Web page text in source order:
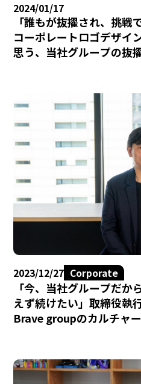
2024/01/17
「誰もが抜擢され、挑戦
コーポレートロゴデザイ
思う、当社グループの抜
2023/12/27 Corporate
「今、当社グループだ
えず続けたい」取締役執
Brave groupのカルチャ